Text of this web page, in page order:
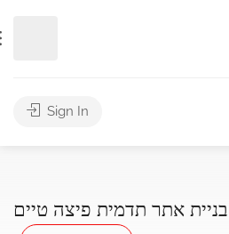
אתר תדמית פיצה טיים